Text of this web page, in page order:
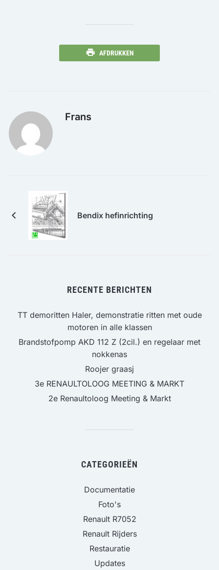
AFDRUKKEN
Frans
Bendix hefinrichting
RECENTE BERICHTEN
TT demoritten Haler, demonstratie ritten met oude
motoren in alle klassen
Brandstofpomp AKD 112 Z (2cil.) en regelaar met
nokkenas
Roojer graasj
3e RENAULTOLOOG MEETING & MARKT
2e Renaultoloog Meeting & Markt
CATEGORIEËN
Documentatie
Foto's
Renault R7052
Renault Rijders
Restauratie
Updates